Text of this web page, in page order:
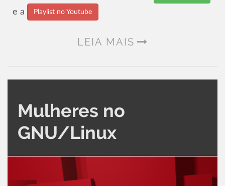
e a Playlist no Youtube
LEIA MAIS
Mulheres no
GNU/Linux